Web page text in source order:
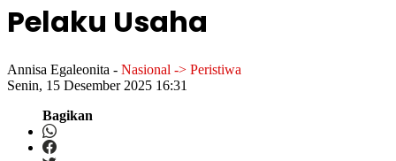
Pelaku Usaha
Annisa Egaleonita - Nasional -> Peristiwa
Senin, 15 Desember 2025 16:31
Bagikan